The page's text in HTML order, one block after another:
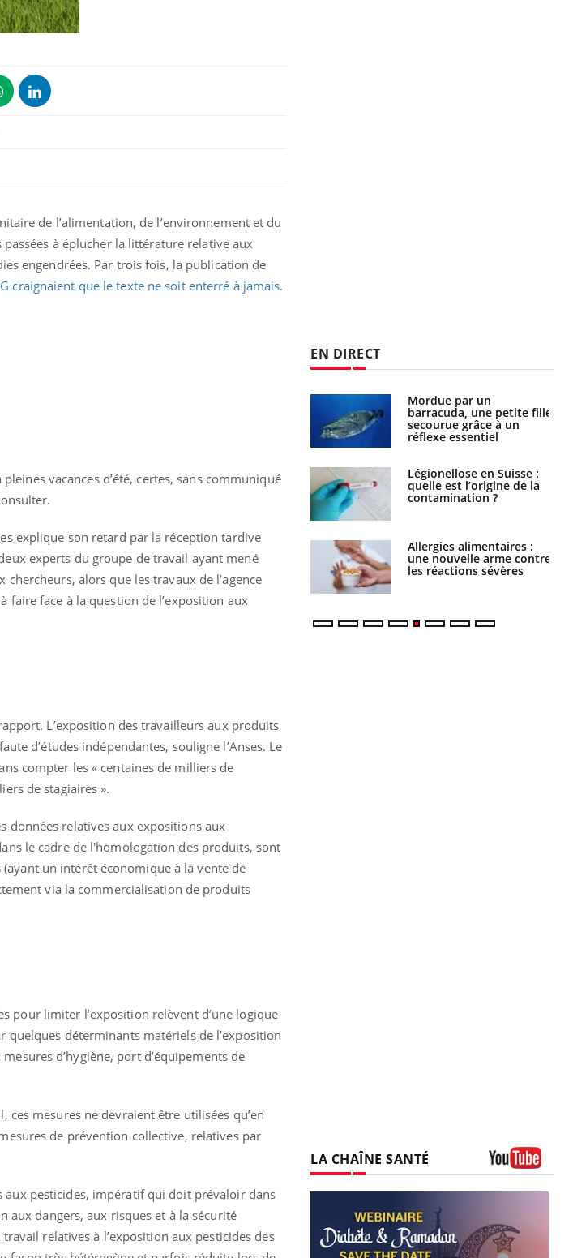
de l’alimentation, de l’environnement et du
à éplucher la littérature relative aux
engendrées. Par trois fois, la publication de
craignaient que le texte ne soit enterré à jamais.
vacances d’été, certes, sans communiqué
explique son retard par la réception tardive
experts du groupe de travail ayant mené
alors que les travaux de l’agence
faire face à la question de l’exposition aux
L’exposition des travailleurs aux produits
d’études indépendantes, souligne l’Anses. Le
compter les « centaines de milliers de
de stagiaires ».
données relatives aux expositions aux
le cadre de l'homologation des produits, sont
un intérêt économique à la vente de
via la commercialisation de produits
pour limiter l’exposition relèvent d’une logique
quelques déterminants matériels de l’exposition
d’hygiène, port d’équipements de
mesures ne devraient être utilisées qu’en
de prévention collective, relatives par
pesticides, impératif qui doit prévaloir dans
aux dangers, aux risques et à la sécurité
relatives à l’exposition aux pesticides des
EN DIRECT
il
du
moins
bénéfique
Le smartphone nuit-il à
l'apprentissage de la
Mordue par une tique en
vacances, elle reste dans
le coma pendant 42 jours
Mordue par un
barracuda, une petite fille
secourue grâce à un
réflexe essentiel
Légionellose en Suisse :
quelle est l’origine de la
contamination ?
Allergies alimentaires :
une nouvelle arme contre
les réactions sévères
LA CHAÎNE SANTÉ